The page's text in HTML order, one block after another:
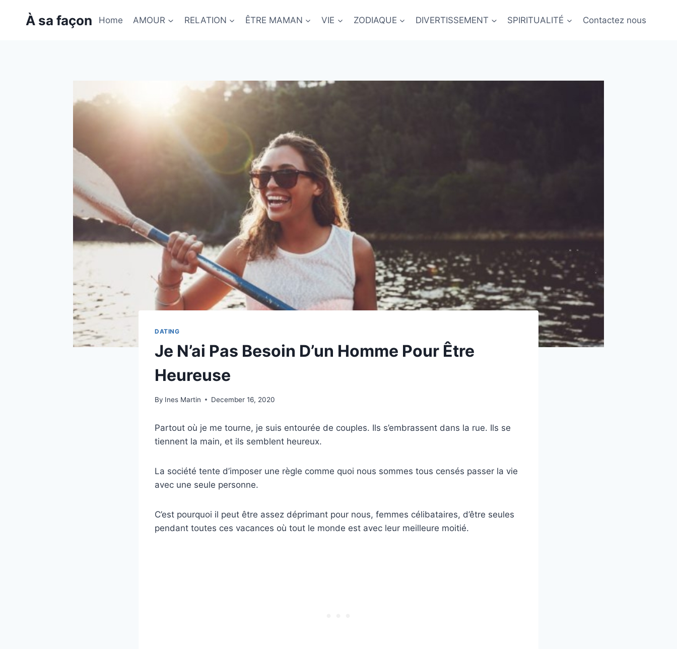
À sa façon Home AMOUR RELATION ÊTRE MAMAN VIE ZODIAQUE DIVERTISSEMENT SPIRITUALITÉ Contactez nous
DATING
Je N’ai Pas Besoin D’un Homme Pour Être
Heureuse
By Ines Martin December 16, 2020
Partout où je me tourne, je suis entourée de couples. Ils s’embrassent dans la rue. Ils se
tiennent la main, et ils semblent heureux.
La société tente d’imposer une règle comme quoi nous sommes tous censés passer la vie
avec une seule personne.
C’est pourquoi il peut être assez déprimant pour nous, femmes célibataires, d’être seules
pendant toutes ces vacances où tout le monde est avec leur meilleure moitié.